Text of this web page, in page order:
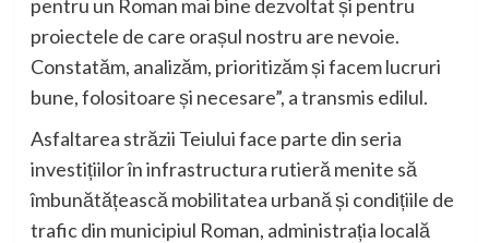
pentru un Roman mai bine dezvoltat și pentru
proiectele de care orașul nostru are nevoie.
Constatăm, analizăm, prioritizăm și facem lucruri
bune, folositoare și necesare”, a transmis edilul.
Asfaltarea străzii Teiului face parte din seria
investițiilor în infrastructura rutieră menite să
îmbunătățească mobilitatea urbană și condițiile de
trafic din municipiul Roman, administrația locală